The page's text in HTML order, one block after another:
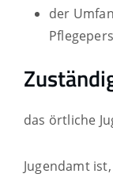
der
das örtliche
Jugendamt ist,